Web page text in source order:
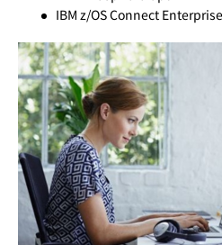
IBM z/OS Connect